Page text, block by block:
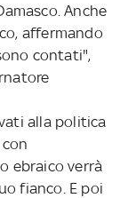
Anche
affermando
contati",
alla politica
ebraico verrà
fianco. E poi